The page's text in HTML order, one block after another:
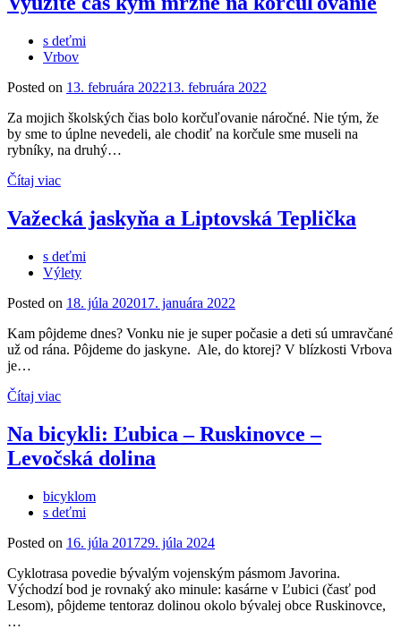
s deťmi
Vrbov
Posted on 13. februára 202213. februára 2022
Za mojich školských čias bolo korčuľovanie náročné. Nie tým, že
by sme to úplne nevedeli, ale chodiť na korčule sme museli na
rybníky, na druhý…
Čítaj viac
Važecká jaskyňa a Liptovská Teplička
s deťmi
Výlety
Posted on 18. júla 202017. januára 2022
Kam pôjdeme dnes? Vonku nie je super počasie a deti sú umravčané
už od rána. Pôjdeme do jaskyne. Ale, do ktorej? V blízkosti Vrbova
je…
Čítaj viac
Na bicykli: Ľubica – Ruskinovce –
Levočská dolina
bicyklom
s deťmi
Posted on 16. júla 201729. júla 2024
Cyklotrasa povedie bývalým vojenským pásmom Javorina.
Východzí bod je rovnaký ako minule: kasárne v Ľubici (časť pod
Lesom), pôjdeme tentoraz dolinou okolo bývalej obce Ruskinovce,
…